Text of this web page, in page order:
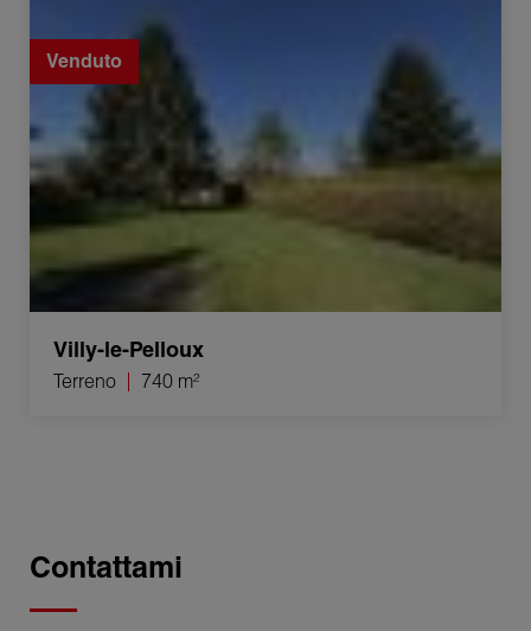
Vendita Terreno Villy-le-Pelloux 740 m²
Venduto
Villy-le-Pelloux
Terreno 740 m²
Contattami